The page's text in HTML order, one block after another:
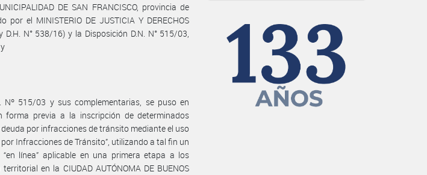
DE SAN FRANCISCO, provincia de
por el MINISTERIO DE JUSTICIA Y DERECHOS
D.H. N° 538/16) y la Disposición D.N. N° 515/03,
Nº 515/03 y sus complementarias, se puso en
previa a la inscripción de determinados
por infracciones de tránsito mediante el uso
Infracciones de Tránsito”, utilizando a tal fin un
línea” aplicable en una primera etapa a los
en la CIUDAD AUTÓNOMA DE BUENOS